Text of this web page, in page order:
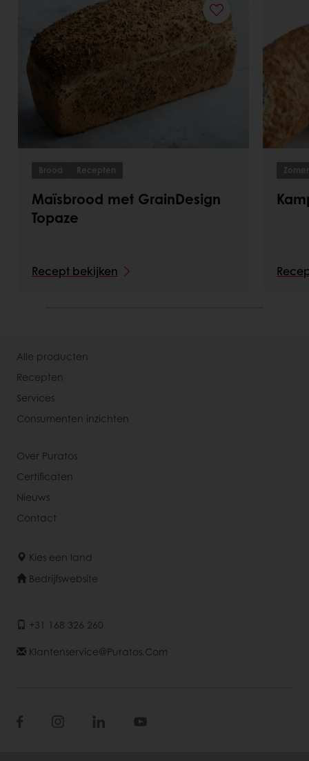
Brood Recepten
Maïsbrood met GrainDesign
Topaze
Recept bekijken
Zomer
Alle producten
Recepten
Services
Consumenten inzichten
Over Puratos
Certificaten
Nieuws
Contact
Kies een land
Bedrijfswebsite
+31 168 326 260
Klantenservice@puratos.com